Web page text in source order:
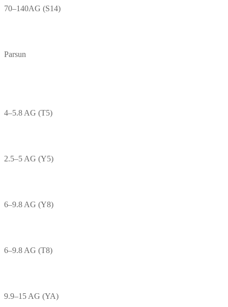
70–140AG (S14)
Parsun
4–5.8 AG (T5)
2.5–5 AG (Y5)
6–9.8 AG (Y8)
6–9.8 AG (T8)
9.9–15 AG (YA)